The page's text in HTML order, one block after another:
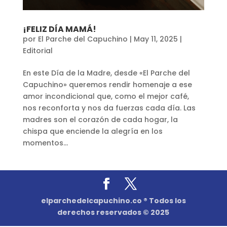
¡FELIZ DÍA MAMÁ!
por El Parche del Capuchino | May 11, 2025 |
Editorial
En este Día de la Madre, desde «El Parche del
Capuchino» queremos rendir homenaje a ese
amor incondicional que, como el mejor café,
nos reconforta y nos da fuerzas cada día. Las
madres son el corazón de cada hogar, la
chispa que enciende la alegría en los
momentos...
elparchedelcapuchino.co ® Todos los
derechos reservados © 2025